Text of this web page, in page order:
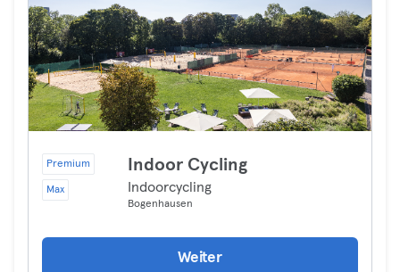
Premium
Max
Indoor Cycling
Indoorcycling
Bogenhausen
Weiter